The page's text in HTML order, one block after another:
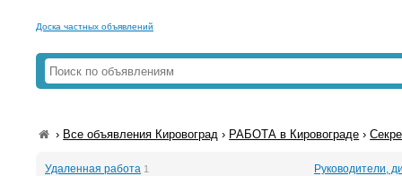
Доска частных объявлений
› Все объявления Кировоград › РАБОТА в Кировограде ›
Удаленная работа 1
Руководители,